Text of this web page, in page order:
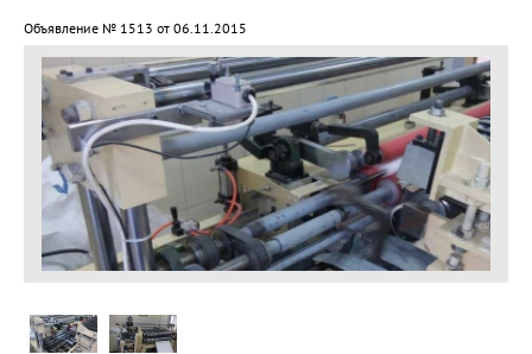
Объявление № 1513 от 06.11.2015